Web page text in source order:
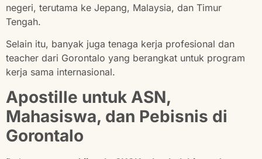
negeri, terutama ke Jepang, Malaysia, dan Timur
Tengah.
Selain itu, banyak juga tenaga kerja profesional dan
teacher dari Gorontalo yang berangkat untuk program
kerja sama internasional.
Apostille untuk ASN,
Mahasiswa, dan Pebisnis di
Gorontalo